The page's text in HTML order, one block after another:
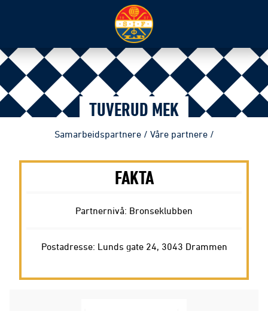
TUVERUD MEK
Samarbeidspartnere / Våre partnere /
FAKTA
Partnernivå: Bronseklubben
Postadresse: Lunds gate 24, 3043 Drammen